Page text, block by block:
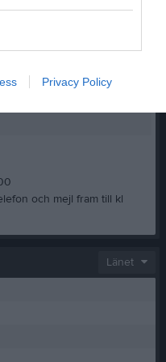
Privacy Policy
och mejl fram till kl
Länet